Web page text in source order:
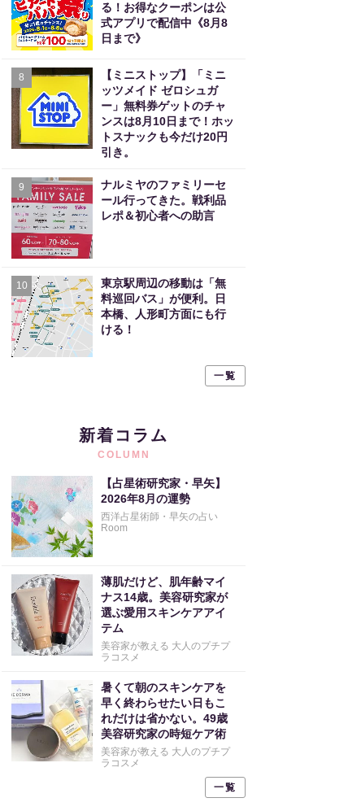
る！お得なクーポンは公
式アプリで配信中《8月8
日まで》
8
【ミニストップ】「ミニ
ッツメイド ゼロシュガ
ー」無料券ゲットのチャ
ンスは8月10日まで！ホッ
トスナックも今だけ20円
引き。
9
ナルミヤのファミリーセ
ール行ってきた。戦利品
レポ＆初心者への助言
10
東京駅周辺の移動は「無
料巡回バス」が便利。日
本橋、人形町方面にも行
ける！
一覧
新着コラム
COLUMN
【占星術研究家・早矢】
2026年8月の運勢
西洋占星術師・早矢の占い
Room
薄肌だけど、肌年齢マイ
ナス14歳。美容研究家が
選ぶ愛用スキンケアアイ
テム
美容家が教える 大人のプチプ
ラコスメ
暑くて朝のスキンケアを
早く終わらせたい日もこ
れだけは省かない。49歳
美容研究家の時短ケア術
美容家が教える 大人のプチプ
ラコスメ
一覧